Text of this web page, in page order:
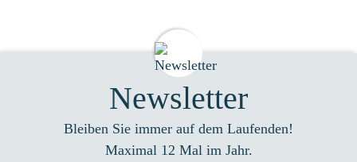
Newsletter
Bleiben Sie immer auf dem Laufenden!
Maximal 12 Mal im Jahr.